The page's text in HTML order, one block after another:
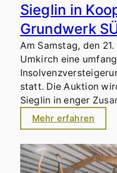
Sieglin in
Grundwerk
Am Samstag, den
Umkirch eine
statt. Die Auktion
Sieglin in enger
Grundwerk SÜD
Mehr erfahren